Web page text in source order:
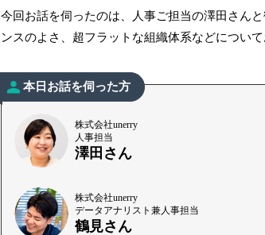
今回お話を伺ったのは、人事ご担当の澤田さん
ンスのよさ、超フラットな組織体系などについて
本日お話を伺った方
株式会社unerry
人事担当
澤田さん
株式会社unerry
データアナリスト兼人事担当
鶴見さん